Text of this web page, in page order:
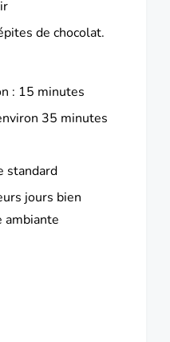
de chocolat.
: 15 minutes
35 minutes
standard
jours bien
ambiante